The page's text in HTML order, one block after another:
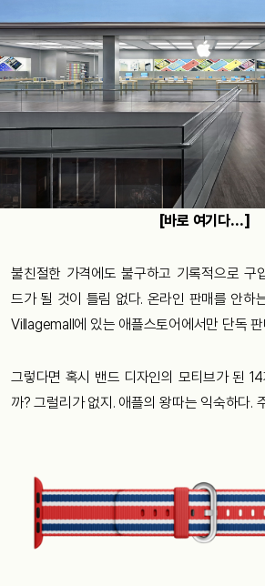
[바로 여기다…]
불친절한 가격에도 불구하고 기록적으로 구
드가 될 것이 틀림 없다. 온라인 판매를 안하
Villagemall에 있는 애플스토어에서만 단독
그렇다면 혹시 밴드 디자인의 모티브가 된
까? 그럴리가 없지. 애플의 왕따는 익숙하다.